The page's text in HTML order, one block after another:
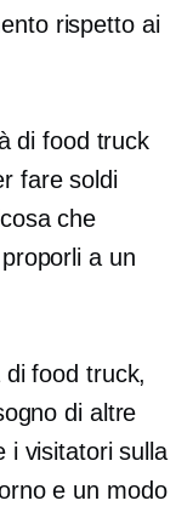
rispetto ai
di food truck
fare soldi
che
a un
food truck,
di altre
i visitatori sulla
e un modo